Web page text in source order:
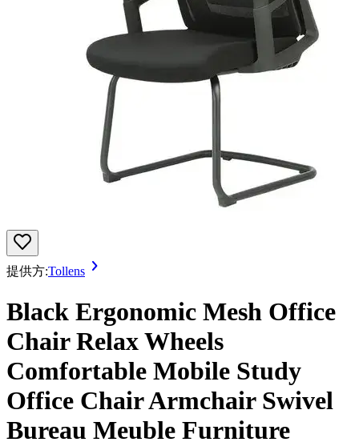
提供方:Tollens
Black Ergonomic Mesh Office
Chair Relax Wheels
Comfortable Mobile Study
Office Chair Armchair Swivel
Bureau Meuble Furniture